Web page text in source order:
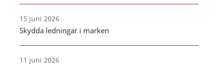
15 juni 2026
Skydda ledningar i marken
11 juni 2026